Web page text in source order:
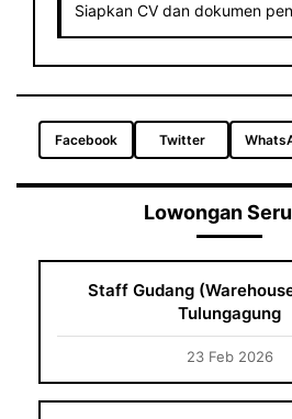
Siapkan CV dan dokumen
Facebook Twitter
Lowongan
Staff Gudang
Tulungagung
23 Feb 2026